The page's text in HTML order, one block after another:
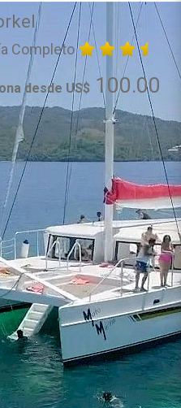
Completo
desde US$ 100.00